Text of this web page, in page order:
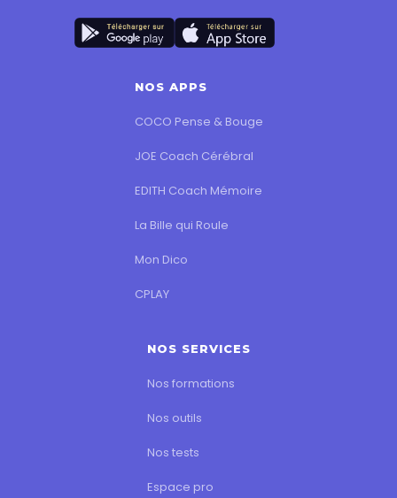
NOS APPS
COCO Pense & Bouge
JOE Coach Cérébral
EDITH Coach Mémoire
La Bille qui Roule
Mon Dico
CPLAY
NOS SERVICES
Nos formations
Nos outils
Nos tests
Espace pro